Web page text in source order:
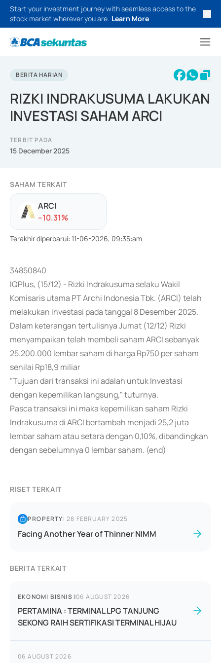
Start your investment journey with seamless access to the
stock market wherever you are. Learn More
BERITA HARIAN
RIZKI INDRAKUSUMA LAKUKAN
INVESTASI SAHAM ARCI
TERBIT PADA
15 December 2025
SAHAM TERKAIT
ARCI
--10.31%
Terakhir diperbarui: 11-06-2026, 09:35:am
34850840
IQPlus, (15/12) - Rizki Indrakusuma selaku Wakil
Komisaris utama PT Archi Indonesia Tbk. (ARCI) telah
melakukan investasi pada tanggal 8 Desember 2025.
Dalam keterangan tertulisnya Jumat (12/12) Rizki
menyampaikan telah membeli saham ARCI sebanyak
25.200.000 lembar saham di harga Rp750 per saham
senilai Rp18,9 miliar
"Tujuan dari transaksi ini adalah untuk Investasi
dengan kepemilikan langsung," tuturnya.
Pasca transaksi ini maka kepemilikan saham Rizki
Indrakusuma di ARCI bertambah menjadi 25,2 juta
lembar saham atau setara dengan 0,10%, dibandingkan
dengan sebelumnya 0 lembar saham. (end)
RISET TERKAIT
PROPERTY|28 FEBRUARY 2025
Facing Another Year of Thinner NIMM
BERITA TERKAIT
EKONOMI BISNIS |06 AUGUST 2026
PERTAMINA : TERMINAL LPG TANJUNG
SEKONG RAIH SERTIFIKASI TERMINAL HIJAU
06 AUGUST 2026